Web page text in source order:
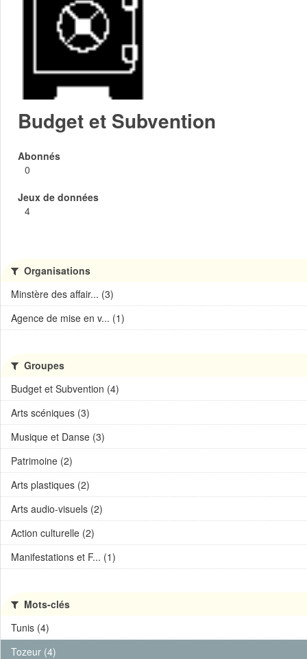
Budget et Subvention
Abonnés
0
Jeux de données
4
Organisations
Minstère des affair... (3)
Agence de mise en v... (1)
Groupes
Budget et Subvention (4)
Arts scéniques (3)
Musique et Danse (3)
Patrimoine (2)
Arts plastiques (2)
Arts audio-visuels (2)
Action culturelle (2)
Manifestations et F... (1)
Mots-clés
Tunis (4)
Tozeur (4)